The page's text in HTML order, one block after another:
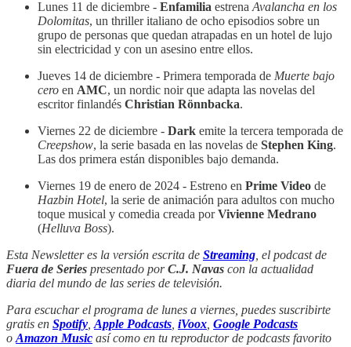
Lunes 11 de diciembre - Enfamilia estrena Avalancha en los
Dolomitas, un thriller italiano de ocho episodios sobre un
grupo de personas que quedan atrapadas en un hotel de lujo
sin electricidad y con un asesino entre ellos.
Jueves 14 de diciembre - Primera temporada de Muerte bajo
cero en AMC, un nordic noir que adapta las novelas del
escritor finlandés Christian Rönnbacka.
Viernes 22 de diciembre - Dark emite la tercera temporada de
Creepshow, la serie basada en las novelas de Stephen King.
Las dos primera están disponibles bajo demanda.
Viernes 19 de enero de 2024 - Estreno en Prime Video de
Hazbin Hotel, la serie de animación para adultos con mucho
toque musical y comedia creada porVivienne Medrano
(Helluva Boss).
Esta Newsletter es la versión escrita de Streaming , el podcast de
Fuera de Series presentado porC.J. Navas con la actualidad
diaria del mundo de las series de televisión.
Para escuchar el programa de lunes a viernes, puedes suscribirte
gratis en Spotify Apple Podcasts iVoox Google Podcasts
o Amazon Music así como en tu reproductor de podcasts favorito